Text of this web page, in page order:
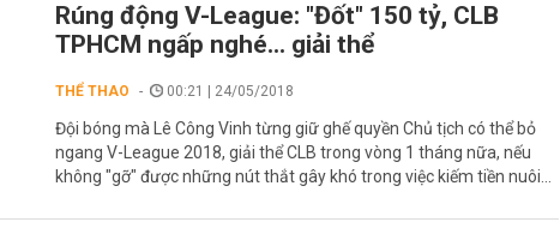
Rúng động V-League: "Đốt" 150 tỷ, CLB
TPHCM ngấp nghé... giải thể
THỂ THAO 00:21 | 24/05/2018
Đội bóng mà Lê Công Vinh từng giữ ghế quyền Chủ tịch có thể bỏ
ngang V-League 2018, giải thể CLB trong vòng 1 tháng nữa, nếu
không "gỡ" được những nút thắt gây khó trong việc kiếm tiền nuôi...